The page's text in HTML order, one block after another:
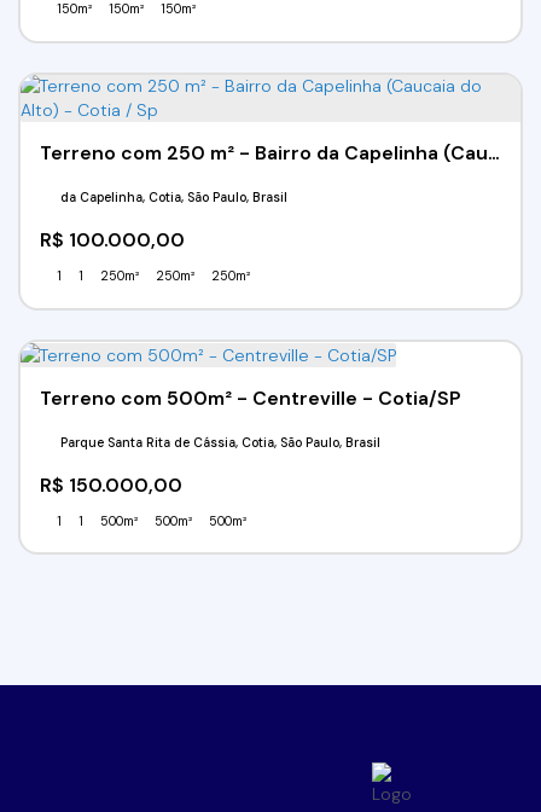
150m² 150m² 150m²
Terreno com 250 m² - Bairro da Capelinha (Caucaia do Alto) - Cotia / Sp
R$ 100.000,00
da Capelinha, Cotia, São Paulo, Brasil
1 1 250m² 250m² 250m²
Terreno com 500m² - Centreville - Cotia/SP
R$ 150.000,00
Parque Santa Rita de Cássia, Cotia, São Paulo, Brasil
1 1 500m² 500m² 500m²